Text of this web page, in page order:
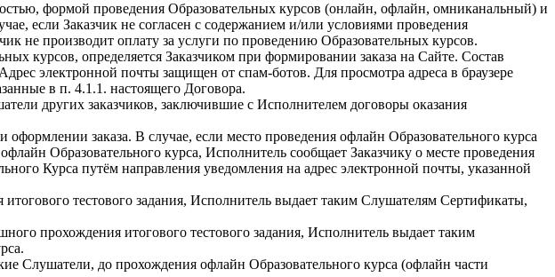
формой проведения Образовательных курсов (онлайн, офлайн, омниканальный) и
если Заказчик не согласен с содержанием и/или условиями проведения
не производит оплату за услуги по проведению Образовательных курсов.
курсов, определяется Заказчиком при формировании заказа на Сайте. Состав
Адрес электронной почты защищен от спам-ботов. Для просмотра адреса в браузере
в п. 4.1.1. настоящего Договора.
других заказчиков, заключившие с Исполнителем договоры оказания
заказа. В случае, если место проведения офлайн Образовательного курса
Образовательного курса, Исполнитель сообщает Заказчику о месте проведения
Курса путём направления уведомления на адрес электронной почты, указанной
тестового задания, Исполнитель выдает таким Слушателям Сертификаты,
прохождения итогового тестового задания, Исполнитель выдает таким
Слушатели, до прохождения офлайн Образовательного курса (офлайн части